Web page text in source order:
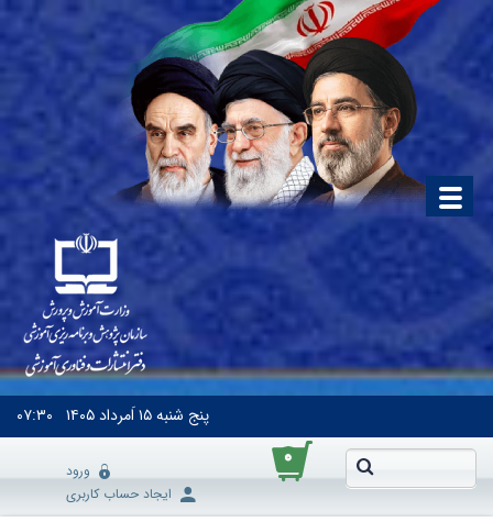
پنج شنبه۱۵ اَمرداد ۱۴۰۵ ۰۷:۳۰
۰
ورود
ایجاد حساب کاربری